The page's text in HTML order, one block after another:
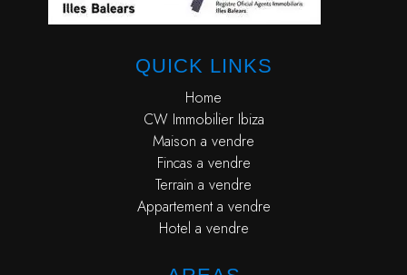
QUICK LINKS
Home
CW Immobilier Ibiza
Maison a vendre
Fincas a vendre
Terrain a vendre
Appartement a vendre
Hotel a vendre